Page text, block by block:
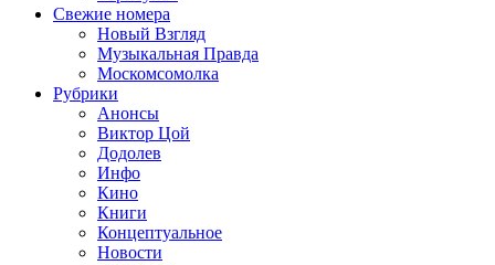
Свежие номера
Новый Взгляд
Музыкальная Правда
Москомсомолка
Рубрики
Анонсы
Виктор Цой
Додолев
Инфо
Кино
Книги
Концептуальное
Новости